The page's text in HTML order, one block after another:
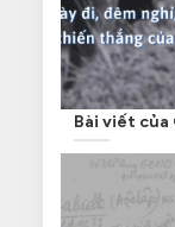
Bài viết của